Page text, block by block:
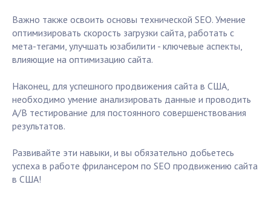
Важно также освоить основы технической SEO. Умение
оптимизировать скорость загрузки сайта, работать с
мета-тегами, улучшать юзабилити - ключевые аспекты,
влияющие на оптимизацию сайта.
Наконец, для успешного продвижения сайта в США,
необходимо умение анализировать данные и проводить
A/B тестирование для постоянного совершенствования
результатов.
Развивайте эти навыки, и вы обязательно добьетесь
успеха в работе фрилансером по SEO продвижению сайта
в США!